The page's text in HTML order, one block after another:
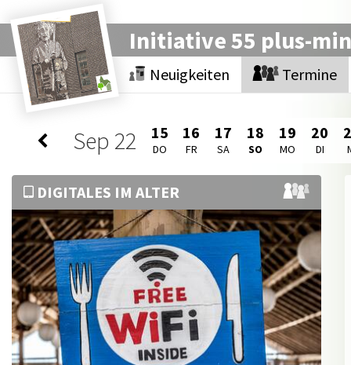
Initiative 55 plus-
Neuigkeiten Termine
Sep 22 15
DO
16
FR
17
SA
18
SO
19
MO
20
DI
DIGITALES IM ALTER